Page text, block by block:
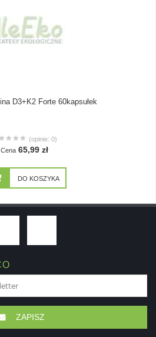
D3+K2 Forte 60kapsułek
(opinie: 0)
Cena 65,99 zł
DO KOSZYKA
ZAPISZ